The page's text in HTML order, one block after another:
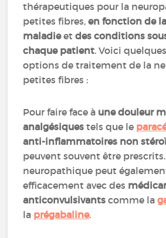
thérapeutiques pour la
petites fibres, en fonction de
maladieetdes conditions
chaque patient. Voici
options de traitement de la
petites fibres :
Pour faire face à une douleur
analgésiquestels que le
anti-inflammatoires non
peuvent souvent être
neuropathique peut
efficacement avec des
anticonvulsivants comme la
la prégabaline.